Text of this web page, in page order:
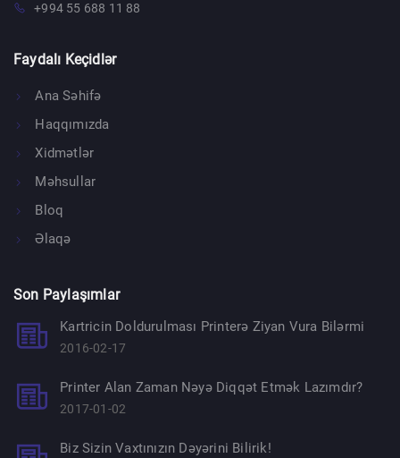
+994 55 688 11 88
Faydalı Keçidlər
Ana Səhifə
Haqqımızda
Xidmətlər
Məhsullar
Bloq
Əlaqə
Son Paylaşımlar
Kartricin Doldurulması Printerə Ziyan Vura Bilərmi
2016-02-17
Printer Alan Zaman Nəyə Diqqət Etmək Lazımdır?
2017-01-02
Biz Sizin Vaxtınızın Dəyərini Bilirik!